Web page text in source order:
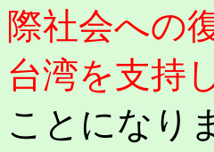
際社会への
台湾を支持
ことになり